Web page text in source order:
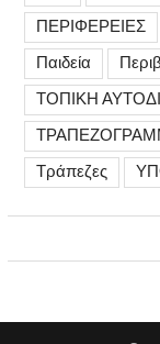
ΠΕΡΙΦΕΡΕΙΕΣ
Παιδεία
ΤΟΠΙΚΗ
Τράπεζες